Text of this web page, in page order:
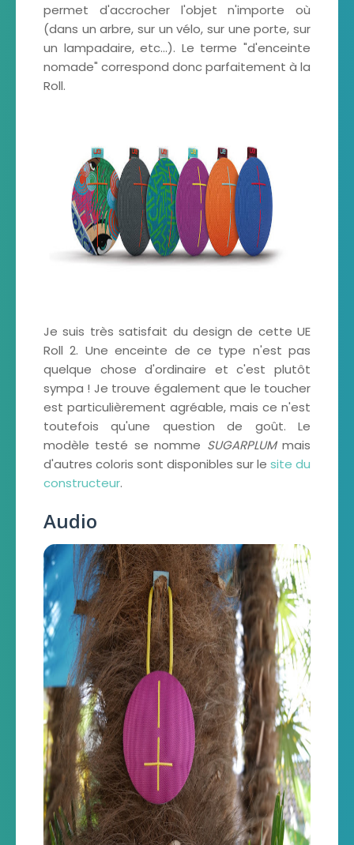
permet d'accrocher l'objet n'importe où
(dans un arbre, sur un vélo, sur une porte, sur
un lampadaire, etc...). Le terme "d'enceinte
nomade" correspond donc parfaitement à la
Roll.
Je suis très satisfait du design de cette UE
Roll 2. Une enceinte de ce type n'est pas
quelque chose d'ordinaire et c'est plutôt
sympa ! Je trouve également que le toucher
est particulièrement agréable, mais ce n'est
toutefois qu'une question de goût. Le
modèle testé se nomme SUGARPLUMmais
d'autres coloris sont disponibles sur le site du
constructeur.
Audio